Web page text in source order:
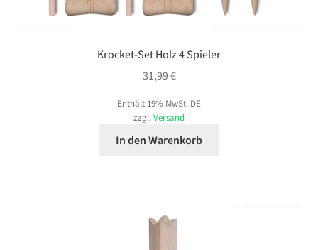
Krocket-Set Holz 4 Spieler
31,99 €
Enthält 19% MwSt. DE
zzgl.Versand
In den Warenkorb